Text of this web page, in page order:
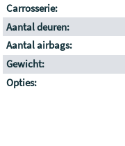
Carrosserie:
Aantal deuren:
Aantal airbags:
Gewicht:
Opties: